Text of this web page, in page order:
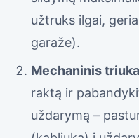
užtruks ilgai,
garaže).
Mechaninis
raktą ir
uždarymą –